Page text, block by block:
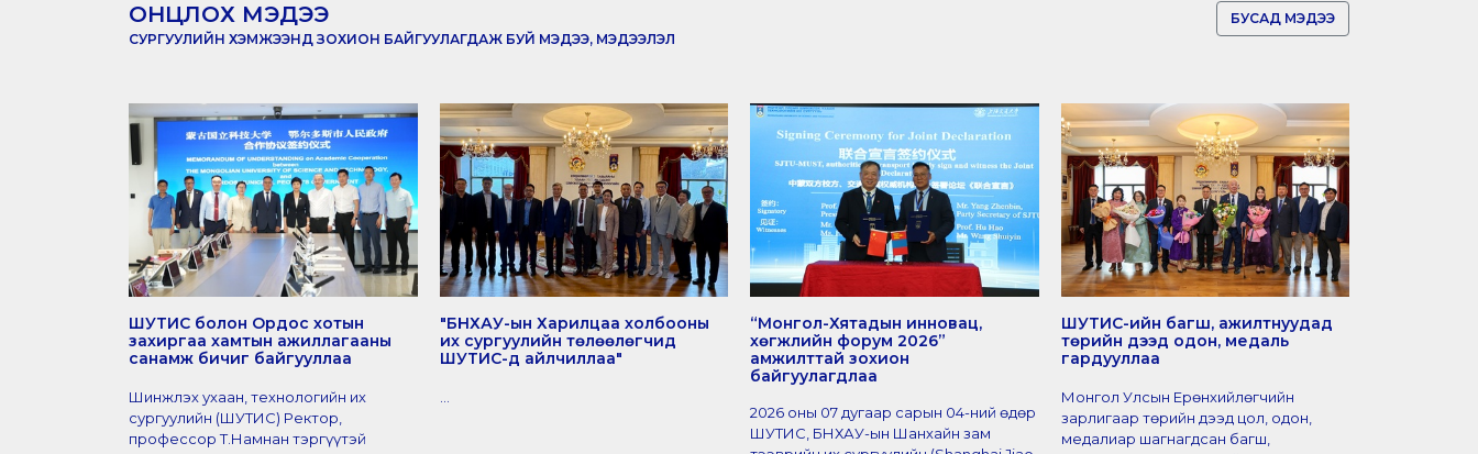
ОНЦЛОХ МЭДЭЭ
СУРГУУЛИЙН ХЭМЖЭЭНД ЗОХИОН БАЙГУУЛАГДАЖ БУЙ МЭДЭЭ, МЭДЭЭЛЭЛ
БУСАД МЭДЭЭ
ШУТИС болон Ордос хотын
захиргаа хамтын ажиллагааны
санамж бичиг байгууллаа
Шинжлэх ухаан, технологийн их
сургуулийн (ШУТИС) Ректор,
профессор Т.Намнан тэргүүтэй
"БНХАУ-ын Харилцаа холбооны
их сургуулийн төлөөлөгчид
ШУТИС-д айлчиллаа"
“Монгол-Хятадын инновац,
хөгжлийн форум 2026”
амжилттай зохион
байгуулагдлаа
2026 оны 07 дугаар сарын 04-ний өдөр
ШУТИС, БНХАУ-ын Шанхайн зам
ШУТИС-ийн багш, ажилтнуудад
төрийн дээд одон, медаль
гардууллаа
Монгол Улсын Ерөнхийлөгчийн
зарлигаар төрийн дээд цол, одон,
медалиар шагнагдсан багш,